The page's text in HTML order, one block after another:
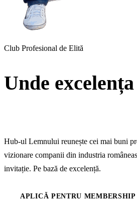
Club Profesional de Elită
Unde excelența
Hub-ul Lemnului reunește cei mai buni
vizionare companii din industria
invitație. Pe bază de excelență.
APLICĂ PENTRU MEMBERSHIP